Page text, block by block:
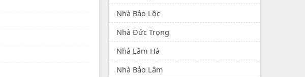
Nhà Bảo Lộc
Nhà Đức Trọng
Nhà Lâm Hà
Nhà Bảo Lâm